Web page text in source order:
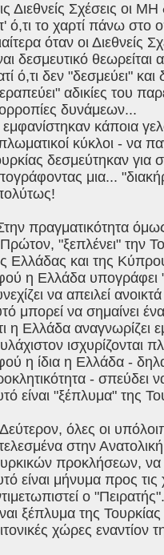
Διεθνείς Σχέσεις οι
ό,τι το χαρτί πάνω στο
όταν οι Διεθνείς
δεσμευτικό
ό,τι δεν "δεσμεύει"
αδικίες του
δυνάμεων...
εμφανίστηκαν κάποια
κύκλοι - να
δεσμεύτηκαν για
μια...
πραγματικότητα
"ξεπλένει" την
Ελλάδας και της
η Ελλάδα υπογράφει
να απειλεί
μπορεί να σημαίνει
η Ελλάδα αναγνωρίζει
ισχυρίζονται
η ίδια η Ελλάδα -
- σπεύδει
είναι "ξέπλυμα" της
όλες οι
στην
προκλήσεων, να
είναι μήνυμα προς
ο "Πειρατής".
ξέπλυμα της
χώρες εναντίον